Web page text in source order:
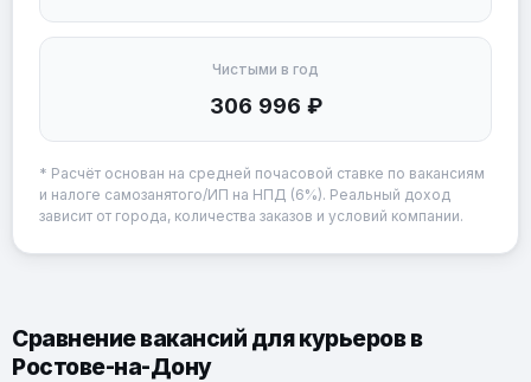
Чистыми в год
306 996 ₽
* Расчёт основан на средней почасовой ставке по вакансиям
и налоге самозанятого/ИП на НПД (6%). Реальный доход
зависит от города, количества заказов и условий компании.
Сравнение вакансий для курьеров в
Ростове-на-Дону